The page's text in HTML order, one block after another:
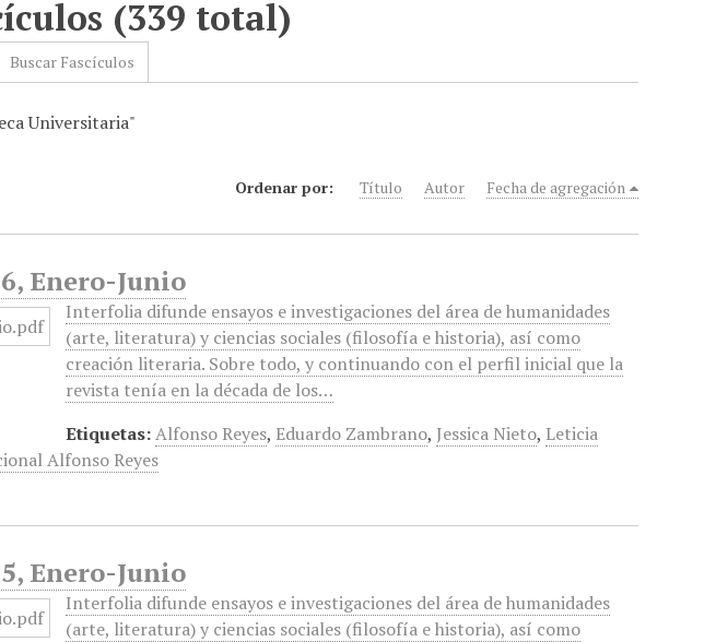
(339 total)
Buscar Fascículos
Universitaria"
Ordenar por: Título Autor Fecha de agregación
Enero-Junio
Interfolia difunde ensayos e investigaciones del área de humanidades
(arte, literatura) y ciencias sociales (filosofía e historia), así como
creación literaria. Sobre todo, y continuando con el perfil inicial que la
revista tenía en la década de los…
Etiquetas:Alfonso Reyes, Eduardo Zambrano, Jessica Nieto, Leticia
Alfonso Reyes
Enero-Junio
Interfolia difunde ensayos e investigaciones del área de humanidades
(arte, literatura) y ciencias sociales (filosofía e historia), así como